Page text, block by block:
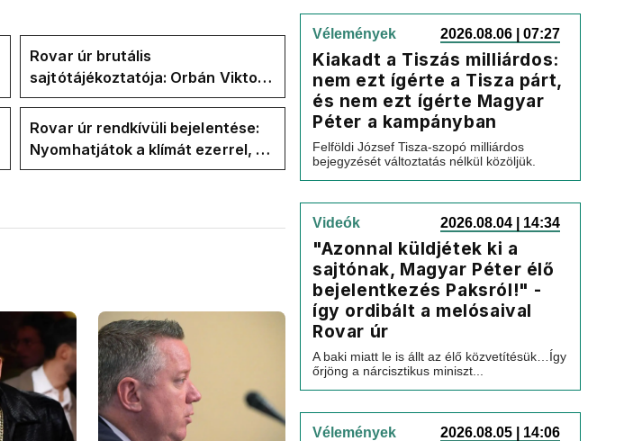
Rovar úr brutális
sajtótájékoztatója: Orbán Viktor
és a Vadhajtások a felelős a
kialakult helyzetért
Rovar úr rendkívüli bejelentése:
Nyomhatjátok a klímát ezerrel, a
hűtőket letekerhetitek, vége az
Vélemények 2026.08.06 | 07:27
Kiakadt a Tiszás milliárdos:
nem ezt ígérte a Tisza párt,
és nem ezt ígérte Magyar
Péter a kampányban
Felföldi József Tisza-szopó milliárdos
bejegyzését változtatás nélkül közöljük.
Videók 2026.08.04 | 14:34
"Azonnal küldjétek ki a
sajtónak, Magyar Péter élő
bejelentkezés Paksról!" -
így ordibált a melósaival
Rovar úr
A baki miatt le is állt az élő közvetítésük…Így
őrjöng a nárcisztikus miniszt...
Vélemények 2026.08.05 | 14:06